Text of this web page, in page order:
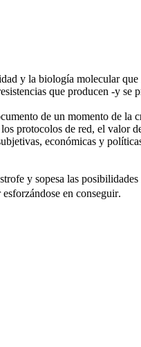
y la biología molecular
que producen -y se
de un momento de
protocolos de red, el valor
económicas y
y sopesa las
en conseguir.